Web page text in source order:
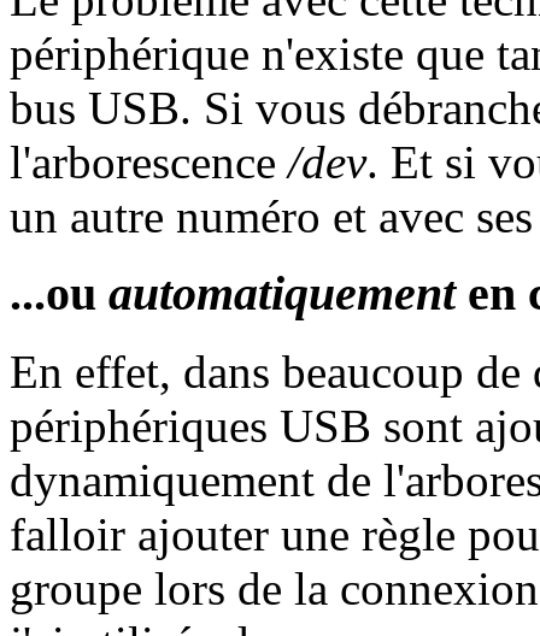
périphérique n'existe que
bus USB. Si vous
l'arborescence/dev. Et si
un autre numéro et avec
...ou automatiquementen
En effet, dans beaucoup
périphériques USB sont
dynamiquement de
falloir ajouter une règle
groupe lors de la